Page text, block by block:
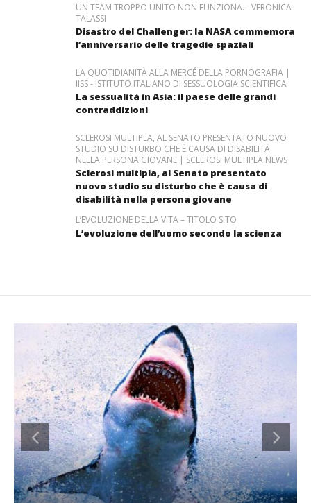
UN TEAM TROPPO UNITO NON FUNZIONA. - VERONICA
TALASSI
Disastro del Challenger: la NASA commemora
l’anniversario delle tragedie spaziali
LA QUOTIDIANITÀ ALLA MERCÉ DELLA PORNOGRAFIA |
IISS - ISTITUTO ITALIANO DI SESSUOLOGIA SCIENTIFICA
La sessualità in Asia: il paese delle grandi
contraddizioni
SCLEROSI MULTIPLA, AL SENATO PRESENTATO NUOVO
STUDIO SU DISTURBO CHE È CAUSA DI DISABILITÀ
NELLA PERSONA GIOVANE | SCLEROSI MULTIPLA NEWS
Sclerosi multipla, al Senato presentato
nuovo studio su disturbo che è causa di
disabilità nella persona giovane
L’EVOLUZIONE DELLA VITA – TITOLO SITO
L’evoluzione dell’uomo secondo la scienza